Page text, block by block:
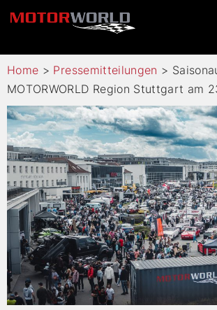
Home > Pressemitteilungen >
MOTORWORLD Region Stuttgart am